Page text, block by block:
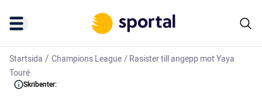
Startsida / Champions League/Rasister till angepp mot Yaya
Touré
Skribenter: